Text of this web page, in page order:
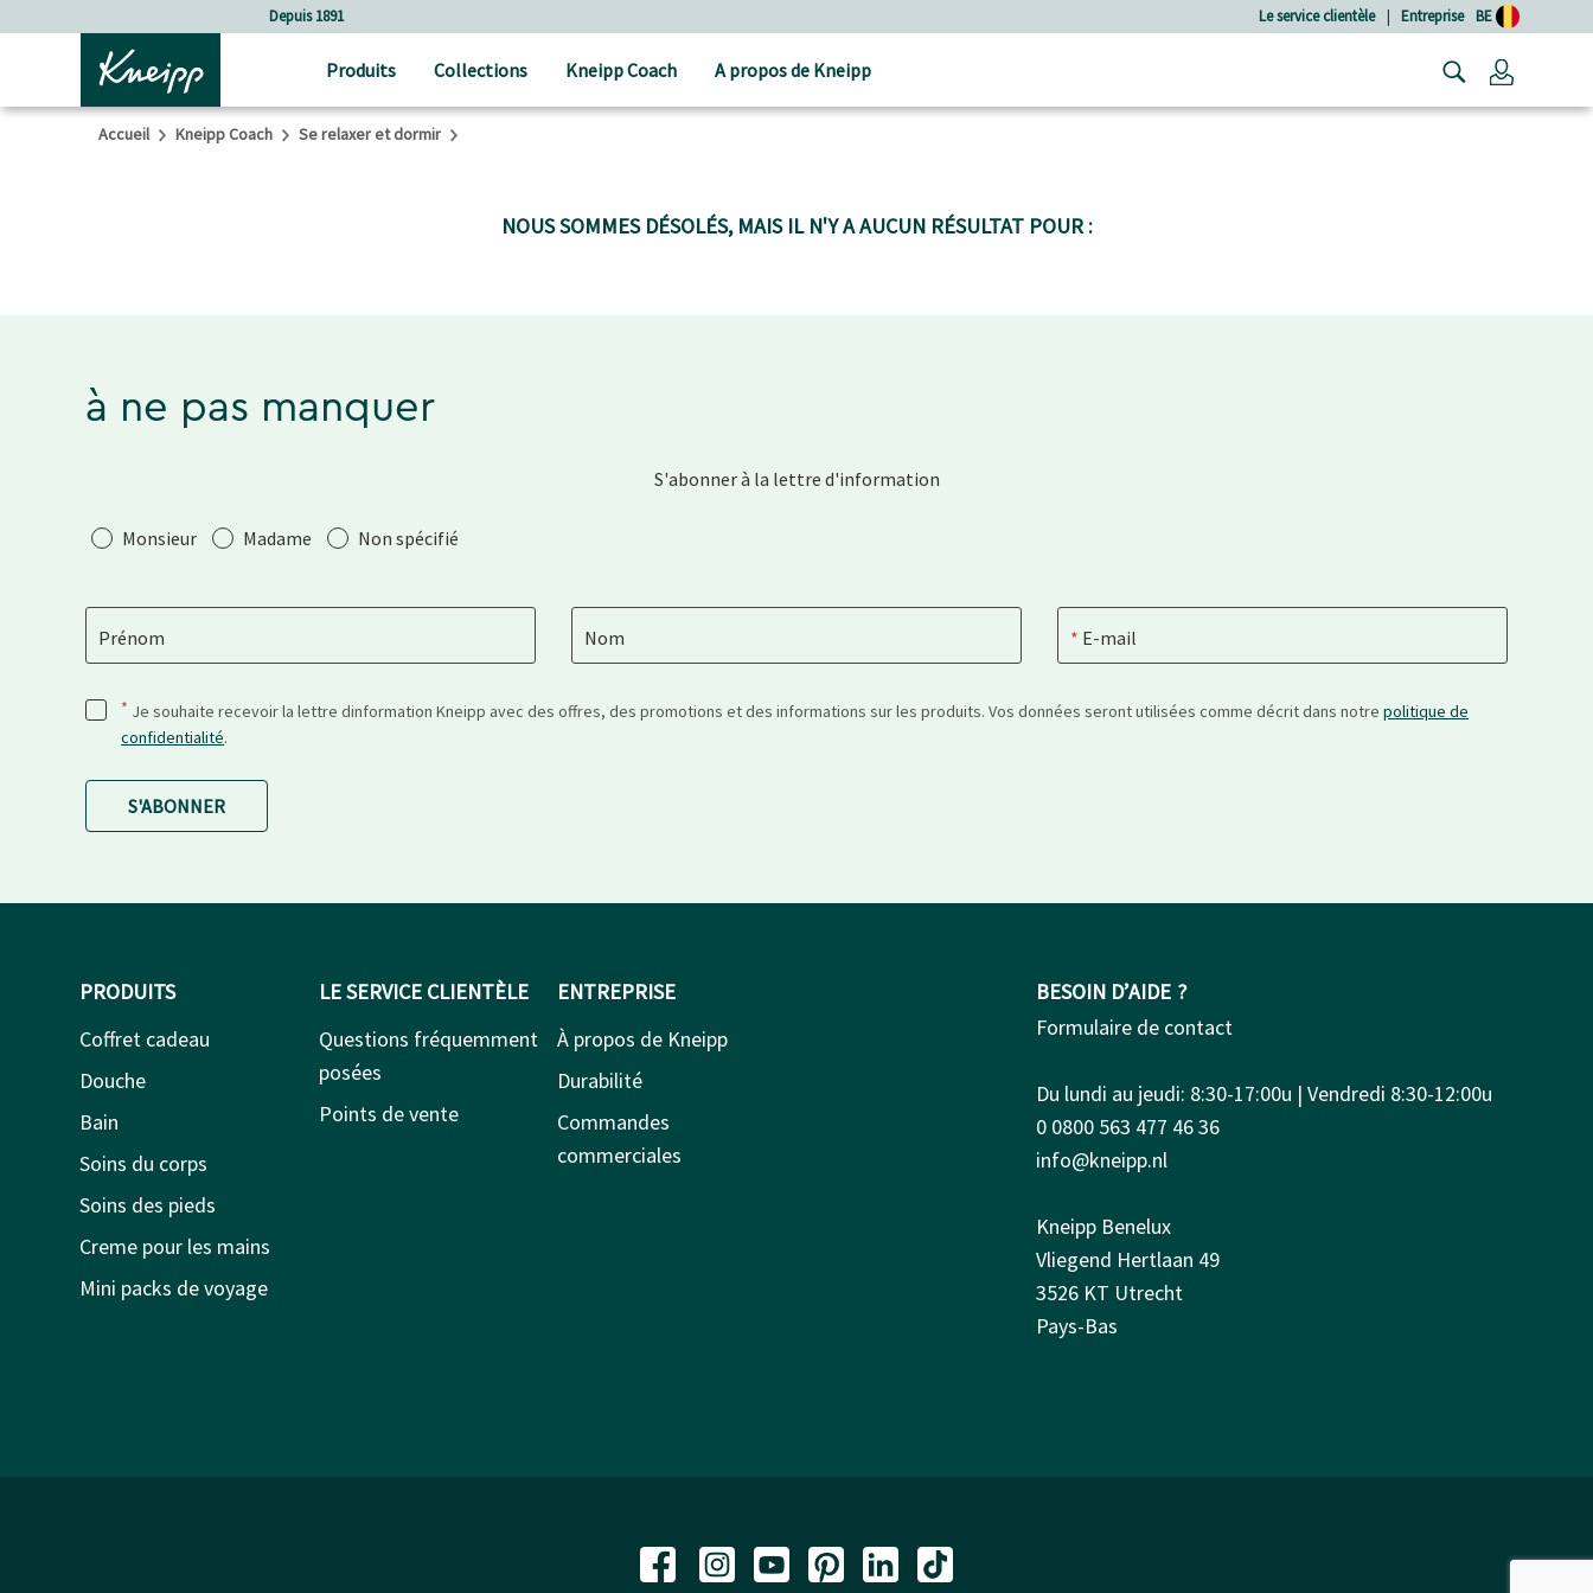
Sauter au contenu du pied de pageDepuis 1891 Le service clientèle | Entreprise BE
Produits Collections Kneipp Coach A propos de Kneipp
Accueil Kneipp Coach Se relaxer et dormir
NOUS SOMMES DÉSOLÉS, MAIS IL N'Y A AUCUN RÉSULTAT POUR :
à ne pas manquer
S'abonner à la lettre d'information
Salutation
Monsieur Madame Non spécifié
Prénom Nom E-mail
* Je souhaite recevoir la lettre dinformation Kneipp avec des offres, des promotions et des informations sur les produits. Vos données seront utilisées comme décrit dans notre politique de
confidentialité.
S'ABONNER
PRODUITS
Coffret cadeau
Douche
Bain
Soins du corps
Soins des pieds
Creme pour les mains
Mini packs de voyage
LE SERVICE CLIENTÈLE
Questions fréquemment
posées
Points de vente
ENTREPRISE
À propos de Kneipp
Durabilité
Commandes
commerciales
BESOIN D’AIDE ?
Formulaire de contact
Du lundi au jeudi: 8:30-17:00u | Vendredi 8:30-12:00u
0 0800 563 477 46 36
info@kneipp.nl
Kneipp Benelux
Vliegend Hertlaan 49
3526 KT Utrecht
Pays-Bas